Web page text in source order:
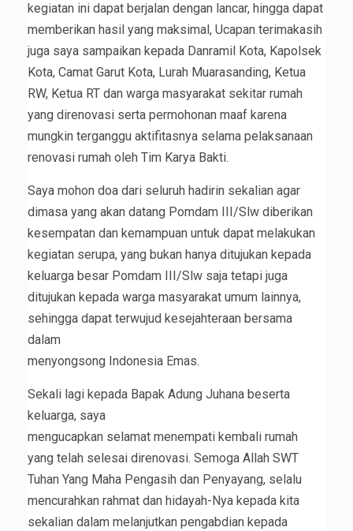
kegiatan ini dapat berjalan dengan lancar, hingga dapat
memberikan hasil yang maksimal, Ucapan terimakasih
juga saya sampaikan kepada Danramil Kota, Kapolsek
Kota, Camat Garut Kota, Lurah Muarasanding, Ketua
RW, Ketua RT dan warga masyarakat sekitar rumah
yang direnovasi serta permohonan maaf karena
mungkin terganggu aktifitasnya selama pelaksanaan
renovasi rumah oleh Tim Karya Bakti.
Saya mohon doa dari seluruh hadirin sekalian agar
dimasa yang akan datang Pomdam III/Slw diberikan
kesempatan dan kemampuan untuk dapat melakukan
kegiatan serupa, yang bukan hanya ditujukan kepada
keluarga besar Pomdam III/Slw saja tetapi juga
ditujukan kepada warga masyarakat umum lainnya,
sehingga dapat terwujud kesejahteraan bersama
dalam
menyongsong Indonesia Emas.
Sekali lagi kepada Bapak Adung Juhana beserta
keluarga, saya
mengucapkan selamat menempati kembali rumah
yang telah selesai direnovasi. Semoga Allah SWT
Tuhan Yang Maha Pengasih dan Penyayang, selalu
mencurahkan rahmat dan hidayah-Nya kepada kita
sekalian dalam melanjutkan pengabdian kepada